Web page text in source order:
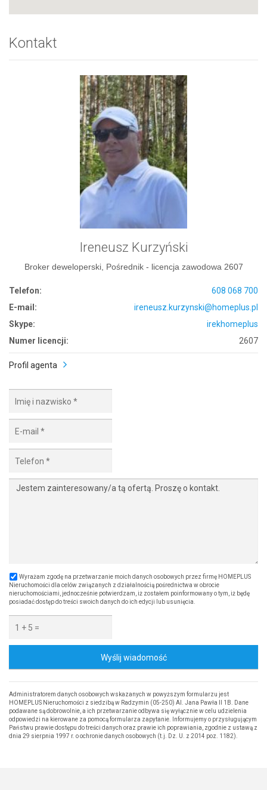
Kontakt
Ireneusz Kurzyński
Broker deweloperski, Pośrednik - licencja zawodowa 2607
Telefon:
608 068 700
E-mail:
ireneusz.kurzynski@homeplus.pl
Skype:
irekhomeplus
Numer licencji:
2607
Profil agenta
Wyrażam zgodę na przetwarzanie moich danych osobowych przez firmę HOMEPLUS
Nieruchomości dla celów związanych z działalnością pośrednictwa w obrocie
nieruchomościami, jednocześnie potwierdzam, iż zostałem poinformowany o tym, iż będę
posiadać dostęp do treści swoich danych do ich edycji lub usunięcia.
Wyślij wiadomość
Administratorem danych osobowych wskazanych w powyższym formularzu jest
HOMEPLUS Nieruchomości z siedzibą w Radzymin (05-250) Al. Jana Pawła II 1B. Dane
podawane są dobrowolnie, a ich przetwarzanie odbywa się wyłącznie w celu udzielenia
odpowiedzi na kierowane za pomocą formularza zapytanie. Informujemy o przysługującym
Państwu prawie dostępu do treści danych oraz prawie ich poprawiania, zgodnie z ustawą z
dnia 29 sierpnia 1997 r. o ochronie danych osobowych (t.j. Dz. U. z 2014 poz. 1182).